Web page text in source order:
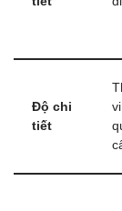
Độ chi
tiết